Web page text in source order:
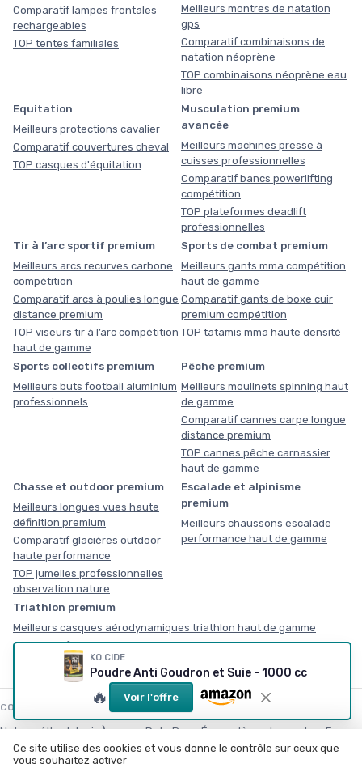
KO CIDE
Poudre Anti Goudron et Suie - 1000 cc
🔥 Voir l'offre
Comparatif lampes frontales
rechargeables
TOP tentes familiales
Meilleurs montres de natation
gps
Comparatif combinaisons de
natation néoprène
TOP combinaisons néoprène eau
libre
Equitation
Meilleurs protections cavalier
Comparatif couvertures cheval
TOP casques d'équitation
Musculation premium
avancée
Meilleurs machines presse à
cuisses professionnelles
Comparatif bancs powerlifting
compétition
TOP plateformes deadlift
professionnelles
Tir à l’arc sportif premium
Meilleurs arcs recurves carbone
compétition
Comparatif arcs à poulies longue
distance premium
TOP viseurs tir à l’arc compétition
haut de gamme
Sports de combat premium
Meilleurs gants mma compétition
haut de gamme
Comparatif gants de boxe cuir
premium compétition
TOP tatamis mma haute densité
Sports collectifs premium
Meilleurs buts football aluminium
professionnels
Pêche premium
Meilleurs moulinets spinning haut
de gamme
Comparatif cannes carpe longue
distance premium
TOP cannes pêche carnassier
haut de gamme
Chasse et outdoor premium
Meilleurs longues vues haute
définition premium
Comparatif glacières outdoor
haute performance
TOP jumelles professionnelles
observation nature
Escalade et alpinisme
premium
Meilleurs chaussons escalade
performance haut de gamme
Triathlon premium
Meilleurs casques aérodynamiques triathlon haut de gamme
Comparatif combinaisons triathlon néoprène compétition
COMMENT NOUS TRAVAILLONS
Notre méthodologieÀ proposData RoomÉcosystème du sport en France
Calculateur d’équipementLivre blanc : équiper un plateauKit média & RP
Ce site utilise des cookies et vous donne le contrôle sur ceux que
vous souhaitez activer